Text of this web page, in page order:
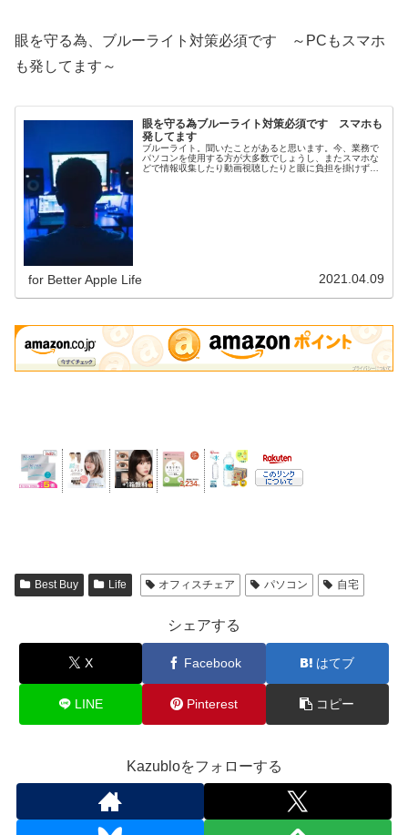
眼を守る為、ブルーライト対策必須です ～PCもスマホ
も発してます～
眼を守る為ブルーライト対策必須です スマホも
発してます
ブルーライト。聞いたことがあると思います。今、業務で
パソコンを使用する方が大多数でしょうし、またスマホな
どで情報収集したり動画視聴したりと眼に負担を掛けずに
for Better Apple Life 2021.04.09
Best Buy Life オフィスチェア パソコン 自宅
シェアする
X Facebook はてブ
LINE Pinterest コピー
Kazubloをフォローする